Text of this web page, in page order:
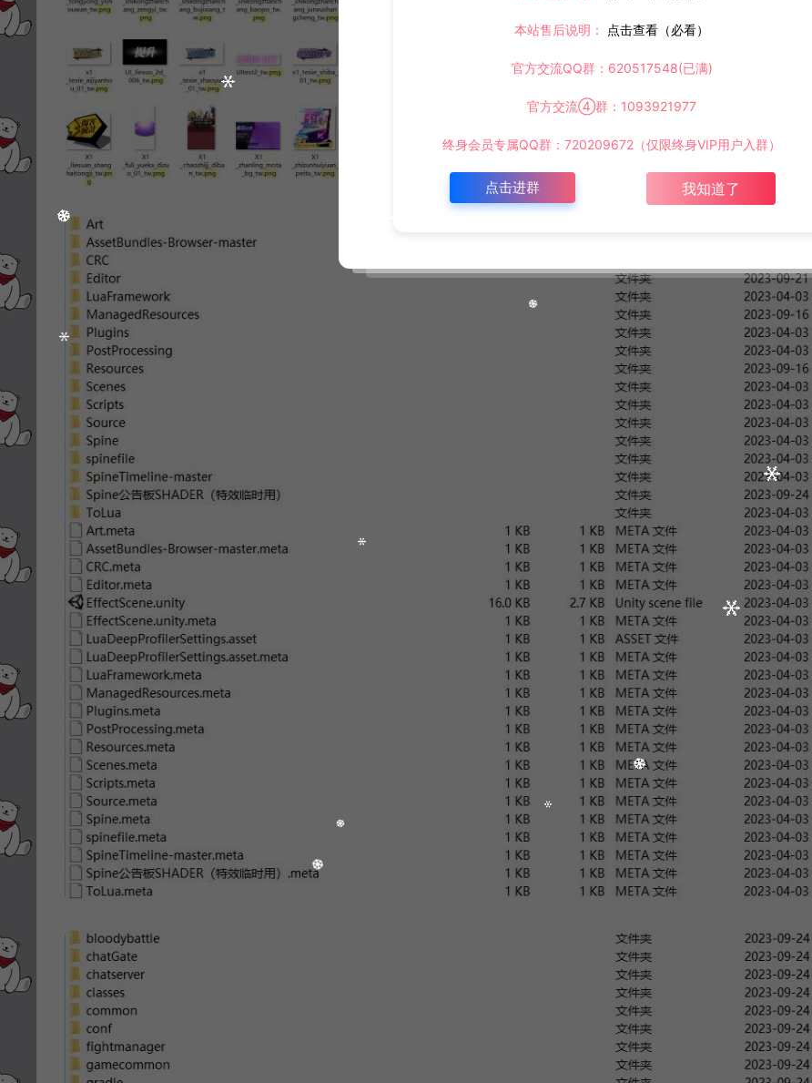
本站售后说明： 点击查看（必看）
官方交流QQ群：620517548(已满)
官方交流④群：1093921977
终身会员专属QQ群：720209672（仅限终身VIP用户入群）
点击进群 我知道了